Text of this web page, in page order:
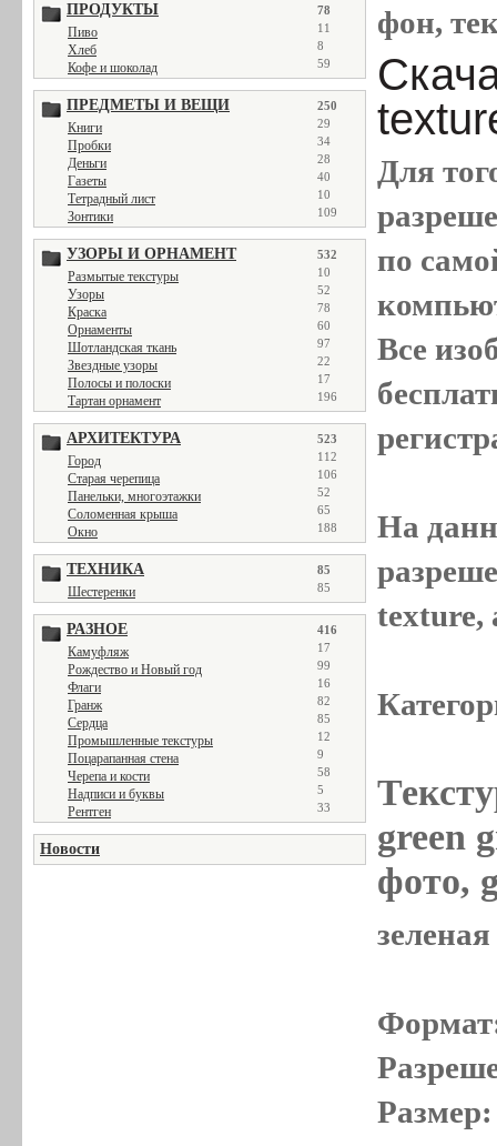
ПРОДУКТЫ 78
Пиво 11
Хлеб 8
Кофе и шоколад 59
ПРЕДМЕТЫ И ВЕЩИ 250
Книги 29
Пробки 34
Деньги 28
Газеты 40
Тетрадный лист 10
Зонтики 109
УЗОРЫ И ОРНАМЕНТ 532
Размытые текстуры 10
Узоры 52
Краска 78
Орнаменты 60
Шотландская ткань 97
Звездные узоры 22
Полосы и полоски 17
Тартан орнамент 196
АРХИТЕКТУРА 523
Город 112
Старая черепица 106
Панельки, многоэтажки 52
Соломенная крыша 65
Окно 188
ТЕХНИКА 85
Шестеренки 85
РАЗНОЕ 416
Камуфляж 17
Рождество и Новый год 99
Флаги 16
Гранж 82
Сердца 85
Промышленные текстуры 12
Поцарапанная стена 9
Черепа и кости 58
Надписи и буквы 5
Рентген 33
Новости
фон,
Для
по
Все
На
texture,
green
фото,